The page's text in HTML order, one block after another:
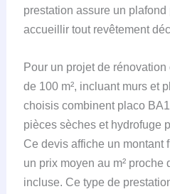
prestation assure un plafond
accueillir tout revêtement
Pour un projet de rénovation
de 100 m², incluant murs et
choisis combinent placo
pièces sèches et hydrofuge
Ce devis affiche un montant
un prix moyen au m² proche
incluse. Ce type de